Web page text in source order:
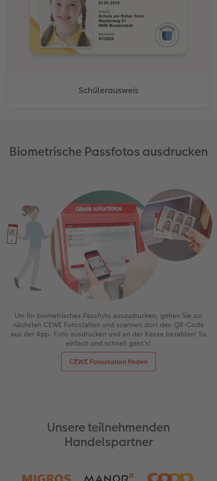
Schülerausweis
Biometrische Passfotos ausdrucken
Um Ihr biometrisches Passfoto auszudrucken, gehen Sie zur
nächsten CEWE Fotostation und scannen dort den QR-Code
aus der App. Foto ausdrucken und an der Kasse bezahlen! So
einfach und schnell geht's!
CEWE Fotostation finden
Unsere teilnehmenden
Handelspartner